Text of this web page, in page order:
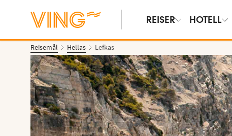
REISER HOTELL
Reisemål Hellas Lefkas